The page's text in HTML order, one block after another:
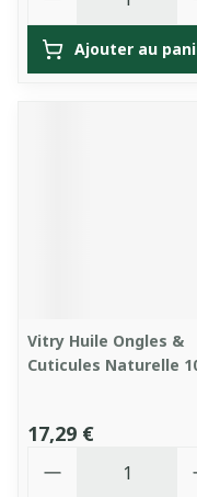
Ajouter au
Vitry Huile Ongles &
Cuticules Naturelle
17,29 €